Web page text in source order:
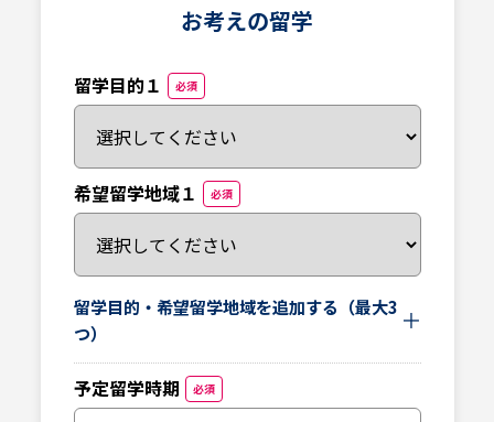
お考えの留学​
留学目的１ 必須
希望留学地域１ 必須
留学目的・希望留学地域を追加する（最大3
つ）
＋
予定留学時期 必須